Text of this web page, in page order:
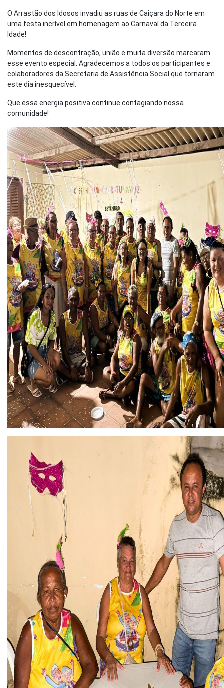
O Arrastão dos Idosos invadiu as ruas de Caiçara do Norte em
uma festa incrível em homenagem ao Carnaval da Terceira
Idade!
Momentos de descontração, união e muita diversão marcaram
esse evento especial. Agradecemos a todos os participantes e
colaboradores da Secretaria de Assistência Social que tornaram
este dia inesquecível.
Que essa energia positiva continue contagiando nossa
comunidade!